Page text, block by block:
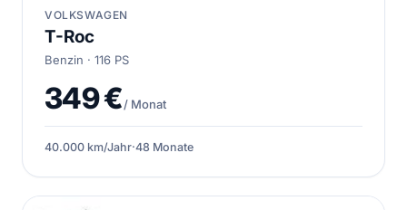
VOLKSWAGEN
T-Roc
Benzin · 116 PS
349 €/ Monat
40.000 km/Jahr·48 Monate